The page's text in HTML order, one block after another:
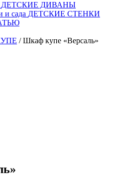
ДЕТСКИЕ ДИВАНЫ
и сада ДЕТСКИЕ СТЕНКИ
/ Шкаф купе «Версаль»